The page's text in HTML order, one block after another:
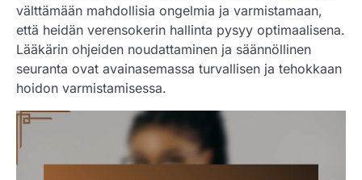
välttämään mahdollisia ongelmia ja varmistamaan,
että heidän verensokerin hallinta pysyy optimaalisena.
Lääkärin ohjeiden noudattaminen ja säännöllinen
seuranta ovat avainasemassa turvallisen ja tehokkaan
hoidon varmistamisessa.